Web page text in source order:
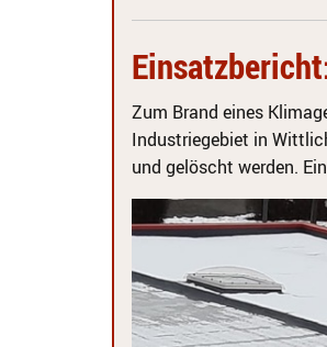
Zum Brand eines
Industriegebiet in
und gelöscht werden.